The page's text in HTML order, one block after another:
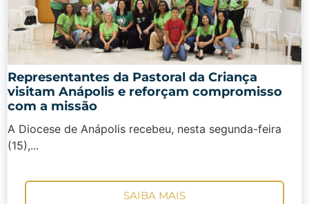
Representantes da Pastoral da Criança
visitam Anápolis e reforçam compromisso
com a missão
A Diocese de Anápolis recebeu, nesta segunda-feira
(15),...
SAIBA MAIS